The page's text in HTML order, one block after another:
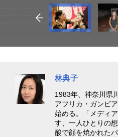
林典子
1983年、神奈川県
アフリカ・ガンビ
始める。「メディ
す、一人ひとりの
酸で顔を焼かれた